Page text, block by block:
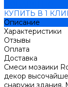
КУПИТЬ В 1
Описание
Характеристики
Отзывы
Оплата
Доставка
Смеси мозаики
декор
снаружи здания.